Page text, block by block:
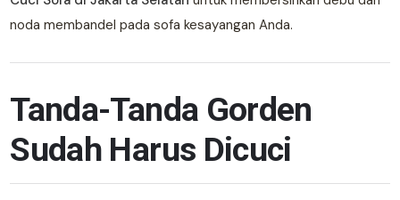
noda membandel pada sofa kesayangan Anda.
Tanda-Tanda Gorden
Sudah Harus Dicuci